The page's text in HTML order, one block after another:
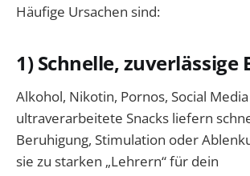
Häufige Ursachen sind:
1) Schnelle, zuverlässige
Alkohol, Nikotin, Pornos, Social
ultraverarbeitete Snacks liefern
Beruhigung, Stimulation oder
sie zu starken „Lehrern“ für dein